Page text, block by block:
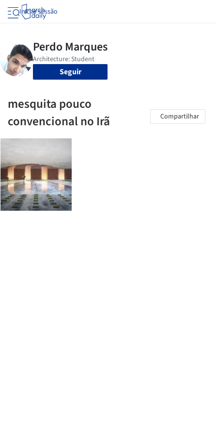
Iniciar sessão
Seguir
mesquita pouco
convencional no Irã
Compartilhar